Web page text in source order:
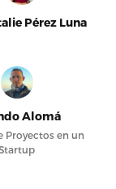
Pérez Luna
Alomá
Proyectos en un